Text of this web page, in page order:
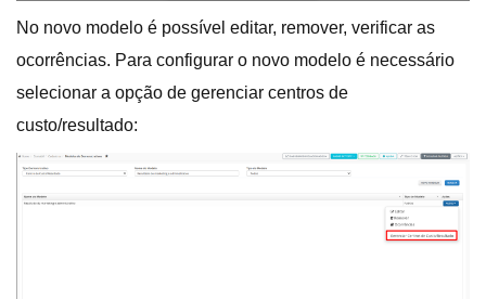
No novo modelo é possível editar, remover, verificar as
ocorrências. Para configurar o novo modelo é necessário
selecionar a opção de gerenciar centros de
custo/resultado: